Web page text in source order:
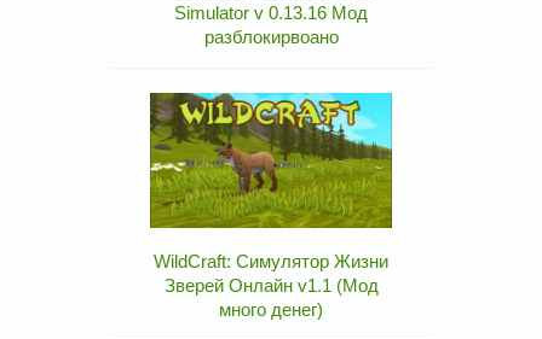
Simulator v 0.13.16 Мод
разблокирвоано
WildCraft: Симулятор Жизни
Зверей Онлайн v1.1 (Мод
много денег)